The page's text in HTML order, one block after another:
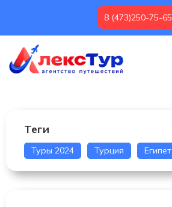
8 (473)250-75-65
Теги
Туры 2024 Турция Египет